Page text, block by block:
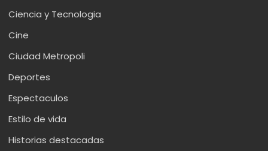
Ciencia y Tecnologia
Cine
Ciudad Metropoli
Deportes
Espectaculos
Estilo de vida
Historias destacadas